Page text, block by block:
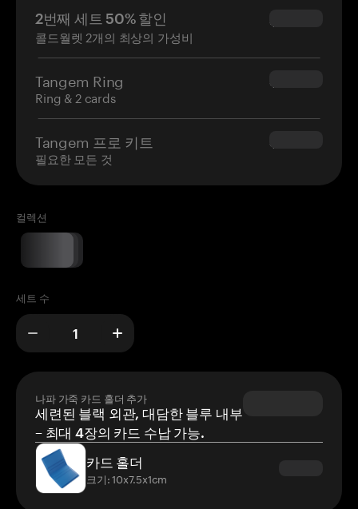
2번째 세트 50% 할인
콜드월렛 2개의 최상의 가성비
$34.95
Tangem Ring
Ring & 2 cards
$160.00
Tangem 프로 키트
필요한 모든 것
$180.00
컬렉션
세트 수
나파 가죽 카드 홀더 추가
세련된 블랙 외관, 대담한 블루 내부
– 최대 4장의 카드 수납 가능.
카드 홀더
크기: 10x7.5x1cm